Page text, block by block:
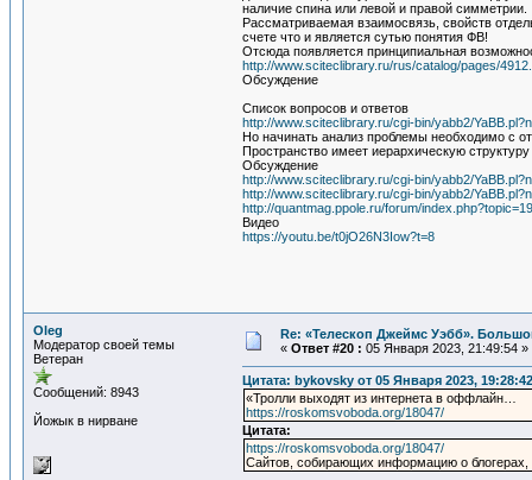
наличие спина или левой и правой симметрии.
Рассматриваемая взаимосвязь, свойств
счете что и является сутью понятия ФВ!
Отсюда появляется принципиальная
http://www.sciteclibrary.ru/rus/catalog/pages/
Обсуждение
Список вопросов и ответов
http://www.sciteclibrary.ru/cgi-bin/yabb2/
Но начинать анализ проблемы необходимо с
Пространство имеет иерархическую
Обсуждение
http://www.sciteclibrary.ru/cgi-bin/yabb2/
http://www.sciteclibrary.ru/cgi-bin/yabb2/
http://quantmag.ppole.ru/forum/
Видео
https://youtu.be/t0jO26N3Iow?t=8
Oleg
Модератор своей темы
Ветеран
Сообщений: 8943
Йожык в нирване
Re: «Телескоп Джеймс Уэбб».
« Ответ #20 : 05 Января 2023, 21:49:54 »
Цитата: bykovsky от 05 Января 2023, 19:28:42
«Тролли выходят из интернета в оффлайн…
https://roskomsvoboda.org/18047/
Цитата:
https://roskomsvoboda.org/18047/
Сайтов, собирающих информацию о блогерах,